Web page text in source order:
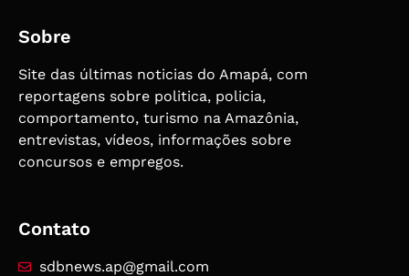
Sobre
Site das últimas noticias do Amapá, com
reportagens sobre politica, policia,
comportamento, turismo na Amazônia,
entrevistas, vídeos, informações sobre
concursos e empregos.
Contato
sdbnews.ap@gmail.com